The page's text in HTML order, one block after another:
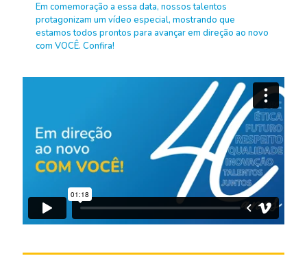
Em comemoração a essa data, nossos talentos
protagonizam um vídeo especial, mostrando que
estamos todos prontos para avançar em direção ao novo
com VOCÊ. Confira!